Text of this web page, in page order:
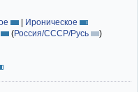
| Ироническое
(Россия/СССР/Русь
)